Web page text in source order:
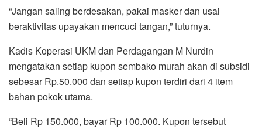
“Jangan saling berdesakan, pakai masker dan usai
beraktivitas upayakan mencuci tangan,” tuturnya.
Kadis Koperasi UKM dan Perdagangan M Nurdin
mengatakan setiap kupon sembako murah akan di subsidi
sebesar Rp.50.000 dan setiap kupon terdiri dari 4 item
bahan pokok utama.
“Beli Rp 150.000, bayar Rp 100.000. Kupon tersebut